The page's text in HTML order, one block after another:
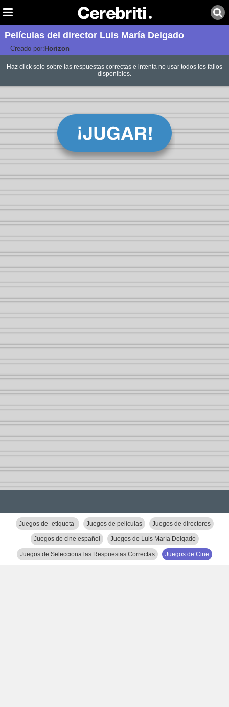
Películas del director Luis María Delgado
Creado por: Horizon
Haz click solo sobre las respuestas correctas e intenta no usar todos los fallos
disponibles.
Juegos de -etiqueta- Juegos de películas Juegos de directores
Juegos de cine español Juegos de Luis María Delgado
Juegos de Selecciona las Respuestas Correctas Juegos de Cine